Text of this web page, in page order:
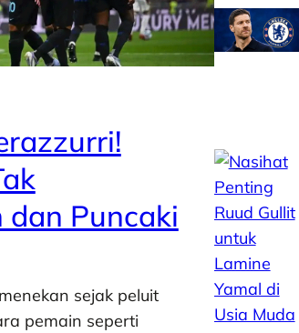
dan Puncaki
sejak peluit
pemain seperti